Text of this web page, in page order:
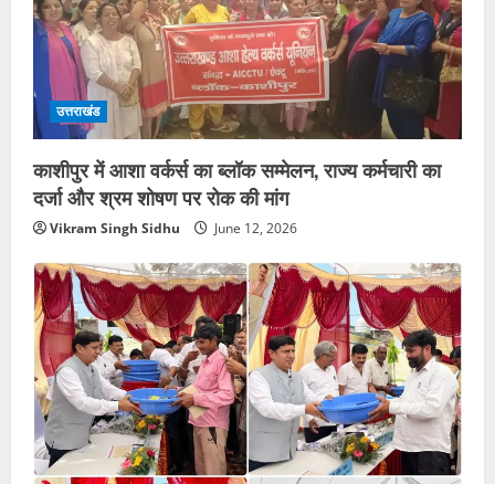
उत्तराखंड
काशीपुर में आशा वर्कर्स का ब्लॉक सम्मेलन, राज्य कर्मचारी का
दर्जा और श्रम शोषण पर रोक की मांग
Vikram Singh Sidhu June 12, 2026